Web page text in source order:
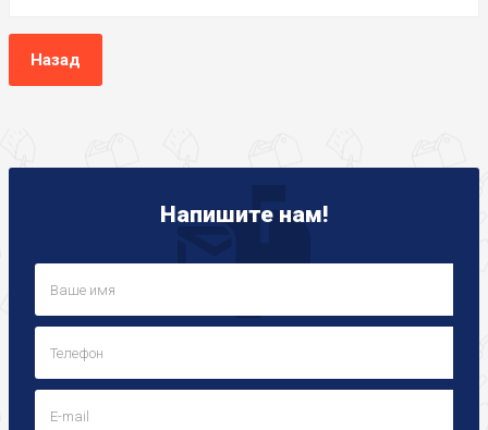
Назад
Напишите нам!